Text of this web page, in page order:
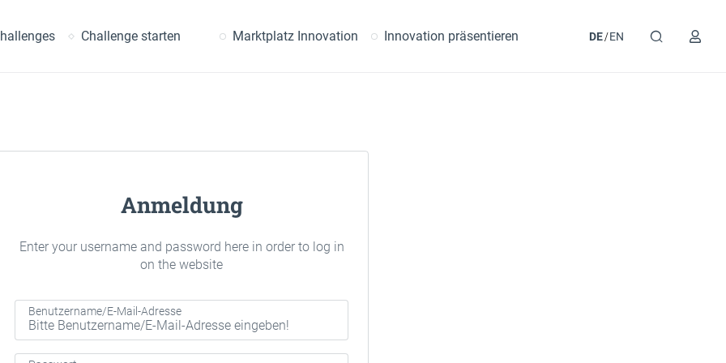
Challenge starten Marktplatz Innovation Innovation präsentieren DE EN
Anmeldung
Enter your username and password here in order to log in
on the website
Benutzername/E-Mail-Adresse